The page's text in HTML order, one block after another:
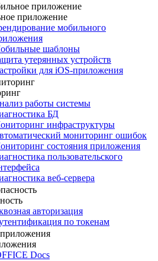
приложение
приложение
мобильного
шаблоны
утерянных устройств
для iOS-приложения
работы системы
БД
инфраструктуры
мониторинг ошибок
состояния приложения
пользовательского
веб-сервера
авторизация
по токенам
Docs